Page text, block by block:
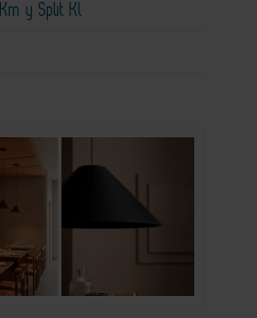
y Split Kl